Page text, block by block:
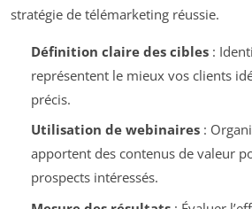
stratégie de télémarketing réussie.
Définition claire des cibles:
représentent le mieux vos clients
précis.
Utilisation de webinaires:
apportent des contenus de valeur
prospects intéressés.